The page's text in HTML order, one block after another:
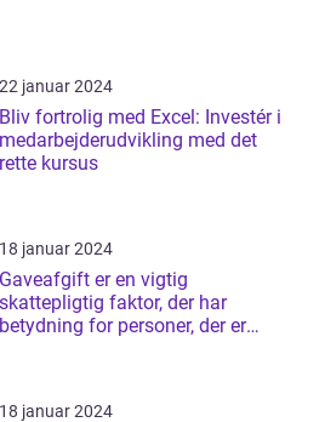
22 januar 2024
Bliv fortrolig med Excel: Investér i
medarbejderudvikling med det
rette kursus
18 januar 2024
Gaveafgift er en vigtig
skattepligtig faktor, der har
betydning for personer, der er
18 januar 2024